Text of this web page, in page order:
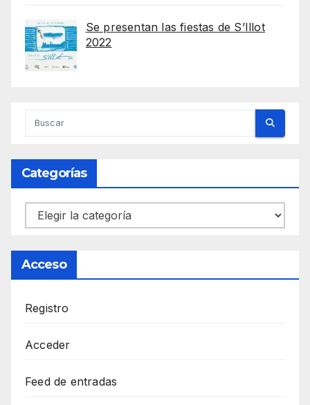
Se presentan las fiestas de S’Illot
2022
Categorías
Categorías
Acceso
Registro
Acceder
Feed de entradas